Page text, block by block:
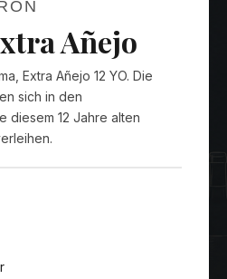
Añejo
Extra Añejo 12 YO. Die
sich in den
diesem 12 Jahre alten